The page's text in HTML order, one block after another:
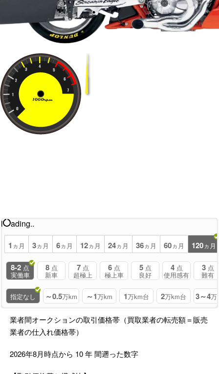
l ading..
1 ヵ月 3ヵ月 6ヵ月 12ヵ月 24ヵ月 36ヵ月 60ヵ月 120ヵ月
8-2 点
実働車
8 点
新車
7 点
超極上
6 点
極上車
5 点
良好
4 点
使用感有
3 点
難有
指定なし ～0.5万km ～1万km 1万km台 2万km台 3～4万
業者間オークションの取引価格帯（買取業者の転売額＝販売
業者の仕入れ価格帯）
2026年8月時点から 10年 間遡った数字